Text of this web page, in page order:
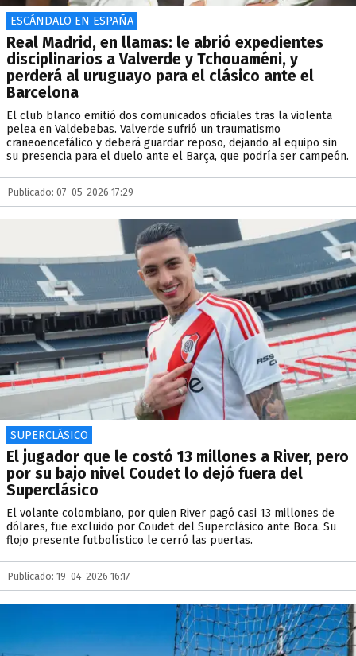
ESCÁNDALO EN ESPAÑA
Real Madrid, en llamas: le abrió expedientes
disciplinarios a Valverde y Tchouaméni, y
perderá al uruguayo para el clásico ante el
Barcelona
El club blanco emitió dos comunicados oficiales tras la violenta
pelea en Valdebebas. Valverde sufrió un traumatismo
craneoencefálico y deberá guardar reposo, dejando al equipo sin
su presencia para el duelo ante el Barça, que podría ser campeón.
Publicado: 07-05-2026 17:29
SUPERCLÁSICO
El jugador que le costó 13 millones a River, pero
por su bajo nivel Coudet lo dejó fuera del
Superclásico
El volante colombiano, por quien River pagó casi 13 millones de
dólares, fue excluido por Coudet del Superclásico ante Boca. Su
flojo presente futbolístico le cerró las puertas.
Publicado: 19-04-2026 16:17